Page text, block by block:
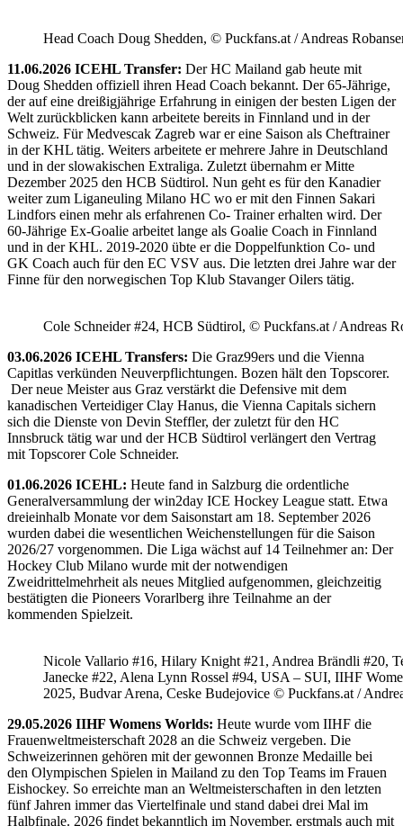
Head Coach Doug Shedden, © Puckfans.at / Andreas
11.06.2026 ICEHL Transfer: Der HC Mailand gab heute mit
Doug Shedden offiziell ihren Head Coach bekannt. Der 65-Jährige,
der auf eine dreißigjährige Erfahrung in einigen der besten Ligen der
Welt zurückblicken kann arbeitete bereits in Finnland und in der
Schweiz. Für Medvescak Zagreb war er eine Saison als Cheftrainer
in der KHL tätig. Weiters arbeitete er mehrere Jahre in Deutschland
und in der slowakischen Extraliga. Zuletzt übernahm er Mitte
Dezember 2025 den HCB Südtirol. Nun geht es für den Kanadier
weiter zum Liganeuling Milano HC wo er mit den Finnen Sakari
Lindfors einen mehr als erfahrenen Co- Trainer erhalten wird. Der
60-Jährige Ex-Goalie arbeitet lange als Goalie Coach in Finnland
und in der KHL. 2019-2020 übte er die Doppelfunktion Co- und
GK Coach auch für den EC VSV aus. Die letzten drei Jahre war der
Finne für den norwegischen Top Klub Stavanger Oilers tätig.
Cole Schneider #24, HCB Südtirol, © Puckfans.at / Andreas
03.06.2026 ICEHL Transfers: Die Graz99ers und die Vienna
Capitlas verkünden Neuverpflichtungen. Bozen hält den Topscorer.
Der neue Meister aus Graz verstärkt die Defensive mit dem
kanadischen Verteidiger Clay Hanus, die Vienna Capitals sichern
sich die Dienste von Devin Steffler, der zuletzt für den HC
Innsbruck tätig war und der HCB Südtirol verlängert den Vertrag
mit Topscorer Cole Schneider.
01.06.2026 ICEHL: Heute fand in Salzburg die ordentliche
Generalversammlung der win2day ICE Hockey League statt. Etwa
dreieinhalb Monate vor dem Saisonstart am 18. September 2026
wurden dabei die wesentlichen Weichenstellungen für die Saison
2026/27 vorgenommen. Die Liga wächst auf 14 Teilnehmer an: Der
Hockey Club Milano wurde mit der notwendigen
Zweidrittelmehrheit als neues Mitglied aufgenommen, gleichzeitig
bestätigten die Pioneers Vorarlberg ihre Teilnahme an der
kommenden Spielzeit.
Nicole Vallario #16, Hilary Knight #21, Andrea Brändli #20,
Janecke #22, Alena Lynn Rossel #94, USA – SUI, IIHF
2025, Budvar Arena, Ceske Budejovice © Puckfans.at /
29.05.2026 IIHF Womens Worlds: Heute wurde vom IIHF die
Frauenweltmeisterschaft 2028 an die Schweiz vergeben. Die
Schweizerinnen gehören mit der gewonnen Bronze Medaille bei
den Olympischen Spielen in Mailand zu den Top Teams im Frauen
Eishockey. So erreichte man an Weltmeisterschaften in den letzten
fünf Jahren immer das Viertelfinale und stand dabei drei Mal im
Halbfinale. 2026 findet bekanntlich im November, erstmals auch mit